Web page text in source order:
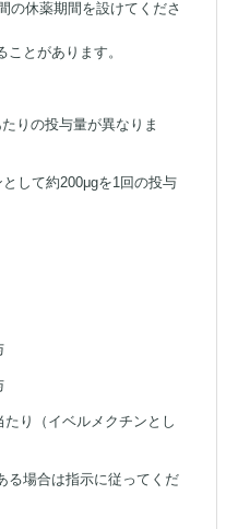
の休薬期間を設けてくださ
とがあります。
りの投与量が異なりま
して約200μgを1回の投与
り（イベルメクチンとし
る場合は指示に従ってくだ